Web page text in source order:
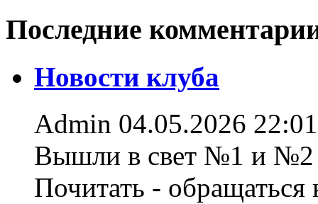
Последние
Новости клуба
Admin 04.05.2026 22:01
Вышли в свет №1 и №2
Почитать -